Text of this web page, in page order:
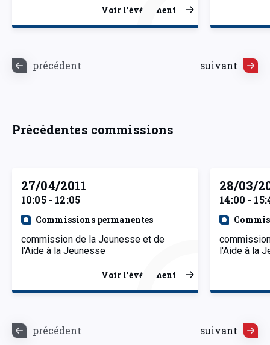
Voir l’événement
précédent suivant
Précédentes commissions
27/04/2011
10:05 - 12:05
Commissions permanentes
commission de la Jeunesse et de
l'Aide à la Jeunesse
Voir l’événement
28/03/
14:00 -
l'Aide à la
précédent suivant